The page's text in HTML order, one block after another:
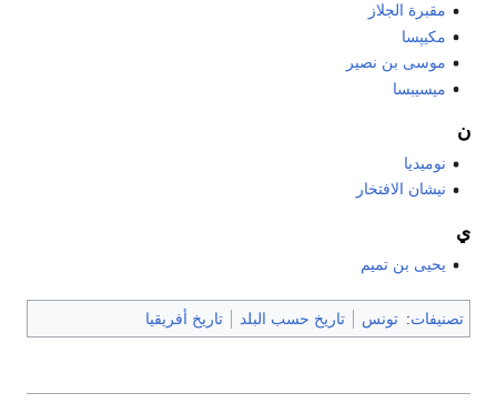
مقبرة الجلاز
مكيپسا
موسى بن نصير
ميسيبسا
ن
نوميديا
نيشان الافتخار
ي
يحيى بن تميم
تصنيفات: تونس تاريخ حسب البلد تاريخ أفريقيا